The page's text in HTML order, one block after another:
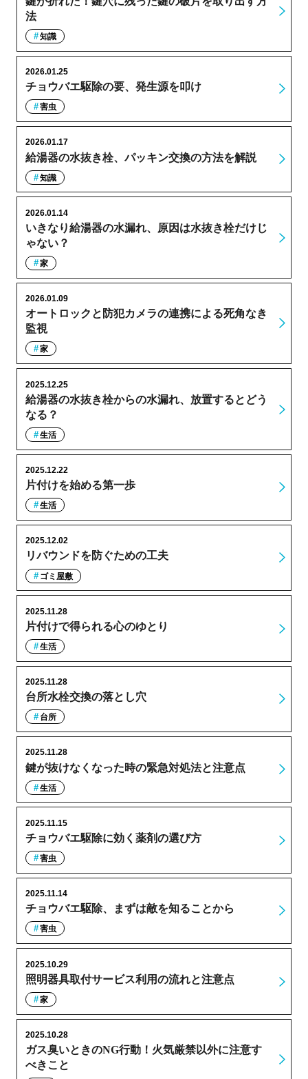
法
知識
チョウバエ駆除の要、発生源を叩け
2026.01.25
害虫
給湯器の水抜き栓、パッキン交換の方法を解説
2026.01.17
知識
いきなり給湯器の水漏れ、原因は水抜き栓だけじ
ゃない？
2026.01.14
家
オートロックと防犯カメラの連携による死角なき
監視
2026.01.09
家
給湯器の水抜き栓からの水漏れ、放置するとどう
なる？
2025.12.25
生活
片付けを始める第一歩
2025.12.22
生活
リバウンドを防ぐための工夫
2025.12.02
ゴミ屋敷
片付けで得られる心のゆとり
2025.11.28
生活
台所水栓交換の落とし穴
2025.11.28
台所
鍵が抜けなくなった時の緊急対処法と注意点
2025.11.28
生活
チョウバエ駆除に効く薬剤の選び方
2025.11.15
害虫
チョウバエ駆除、まずは敵を知ることから
2025.11.14
害虫
照明器具取付サービス利用の流れと注意点
2025.10.29
家
ガス臭いときのNG行動！火気厳禁以外に注意す
べきこと
2025.10.28